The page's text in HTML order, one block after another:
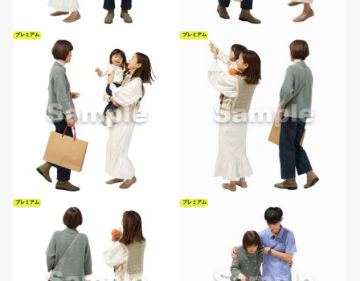
プレミアム プレミアム
プレミアム プレミアム